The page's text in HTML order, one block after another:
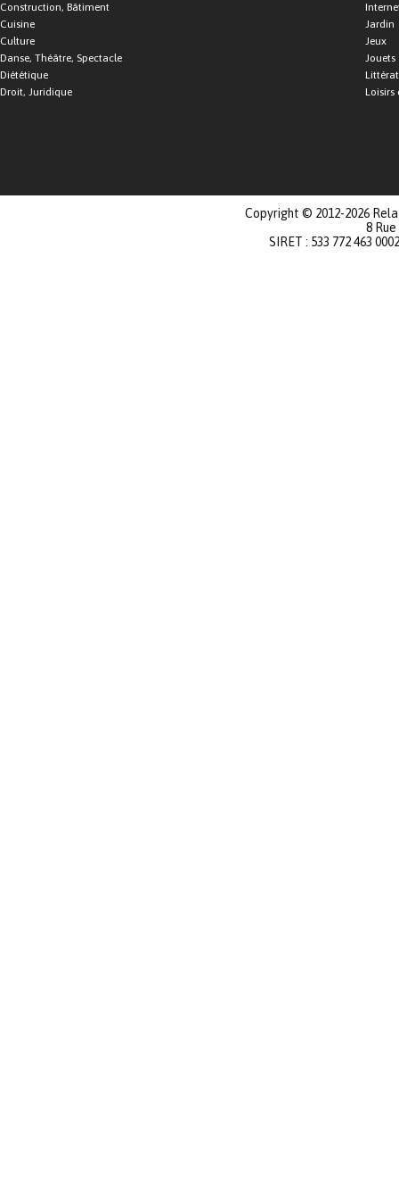
Construction, Bâtiment
Cuisine
Culture
Danse, Théâtre, Spectacle
Diététique
Droit, Juridique
Jardin
Jeux
Jouets
Loisirs
Copyright © 2012-2026
8
SIRET : 533 772 463